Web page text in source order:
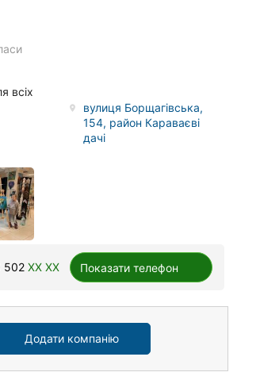
всіх
вулиця Борщагівська,
154, район Караваєві
дачі
502 XX XX Показати телефон
Додати компанію